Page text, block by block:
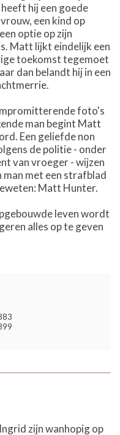
hij een goede
een kind op
optie op zijn
Matt lijkt eindelijk een
toekomst tegemoet
dan belandt hij in een
foto's
man begint Matt
Een geliefde non
de politie - onder
van vroeger - wijzen
man met een strafblad
Matt Hunter.
leven wordt
alles op te geven
zijn wanhopig op